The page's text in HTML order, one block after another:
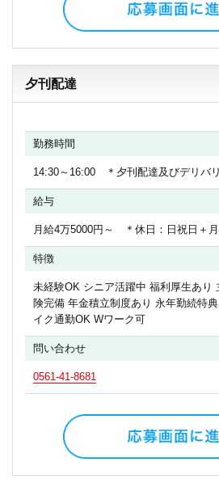
夕刊配達
勤務時間
14:30～16:00 ＊夕刊配達及びデリバ
給与
月給4万5000円～ ＊休日：日祝日＋月
特徴
未経験OK シニア活躍中 福利厚生あり
険完備 年金積立制度あり 永年勤続特
イク通勤OK Wワーク可
問い合わせ
0561-41-8681